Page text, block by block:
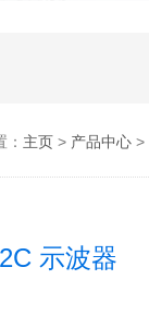
主页> 产品中心>
示波器